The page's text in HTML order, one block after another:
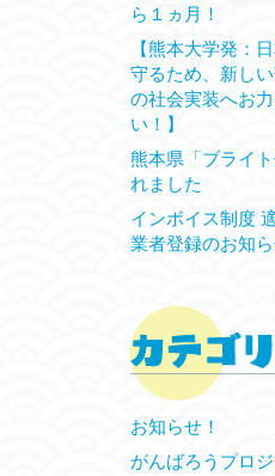
ら１ヵ月！
【熊本大学発：
守るため、新し
の社会実装へお
い！】
熊本県「ブライ
れました
インボイス制度
業者登録のお知
お知らせ！
がんばろうプロジ